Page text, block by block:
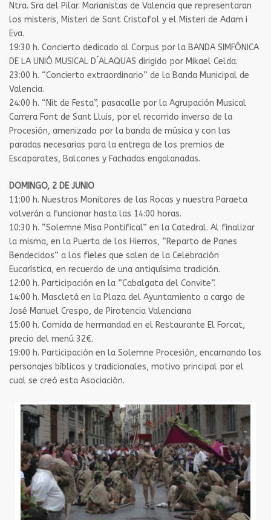
Ntra. Sra del Pilar. Marianistas de Valencia que representaran
los misteris, Misteri de Sant Cristofol y el Misteri de Adam i
Eva.
19:30 h. Concierto dedicado al Corpus por la BANDA SIMFÓNICA
DE LA UNIÓ MUSICAL D´ALAQUAS dirigido por Mikael Celda.
23:00 h. “Concierto extraordinario” de la Banda Municipal de
Valencia.
24:00 h. “Nit de Festa”, pasacalle por la Agrupación Musical
Carrera Font de Sant Lluis, por el recorrido inverso de la
Procesión, amenizado por la banda de música y con las
paradas necesarias para la entrega de los premios de
Escaparates, Balcones y Fachadas engalanadas.
DOMINGO, 2 DE JUNIO
11:00 h. Nuestros Monitores de las Rocas y nuestra Paraeta
volverán a funcionar hasta las 14:00 horas.
10:30 h. “Solemne Misa Pontifical” en la Catedral. Al finalizar
la misma, en la Puerta de los Hierros, “Reparto de Panes
Bendecidos” a los fieles que salen de la Celebración
Eucarística, en recuerdo de una antiquísima tradición.
12:00 h. Participación en la ”Cabalgata del Convite”.
14:00 h. Mascletá en la Plaza del Ayuntamiento a cargo de
José Manuel Crespo, de Pirotencia Valenciana
15:00 h. Comida de hermandad en el Restaurante El Forcat,
precio del menú 32€.
19:00 h. Participación en la Solemne Procesión, encarnando los
personajes bíblicos y tradicionales, motivo principal por el
cual se creó esta Asociación.